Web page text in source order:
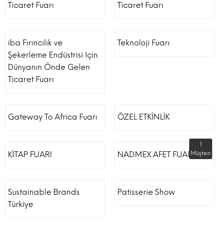
Ticaret Fuarı
Ticaret Fuarı
iba Fırıncılık ve
Şekerleme Endüstrisi Için
Dünyanın Önde Gelen
Ticaret Fuarı
Teknoloji Fuarı
Gateway To Africa Fuarı ÖZEL ETKİNLİK
KİTAP FUARI NADMEX AFET FUARI
1
Müşteri
Sustainable Brands
Türkiye
Patisserie Show